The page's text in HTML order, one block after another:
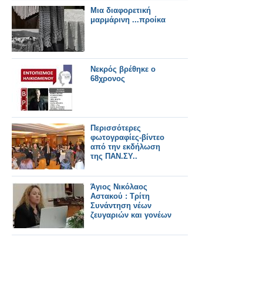
Μια διαφορετική
μαρμάρινη ...προίκα
Νεκρός βρέθηκε ο
68χρονος
Περισσότερες
φωτογραφίες-βίντεο
από την εκδήλωση
της ΠΑΝ.ΣΥ..
Άγιος Νικόλαος
Αστακού : Τρίτη
Συνάντηση νέων
ζευγαριών και γονέων